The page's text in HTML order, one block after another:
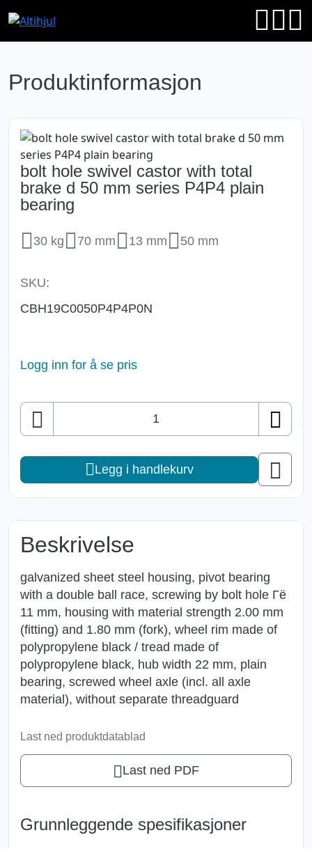
Produktinformasjon
bolt hole swivel castor with total
brake d 50 mm series P4P4 plain
bearing
30 kg 70 mm 13 mm 50 mm
SKU:
CBH19C0050P4P4P0N
Logg inn for å se pris
Antall
Legg i handlekurv
Beskrivelse
galvanized sheet steel housing, pivot bearing
with a double ball race, screwing by bolt hole Гё
11 mm, housing with material strength 2.00 mm
(fitting) and 1.80 mm (fork), wheel rim made of
polypropylene black / tread made of
polypropylene black, hub width 22 mm, plain
bearing, screwed wheel axle (incl. all axle
material), without separate threadguard
Last ned produktdatablad
Last ned PDF
Grunnleggende spesifikasjoner